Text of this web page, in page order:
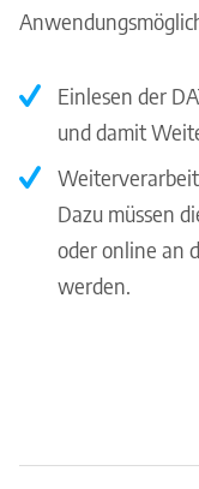
Einlesen der
und damit
Dazu müssen
oder online an
werden.